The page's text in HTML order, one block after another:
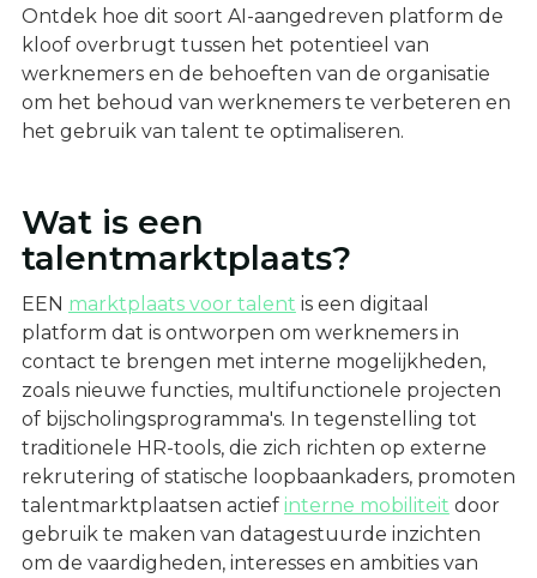
Ontdek hoe dit soort AI-aangedreven platform de
kloof overbrugt tussen het potentieel van
werknemers en de behoeften van de organisatie
om het behoud van werknemers te verbeteren en
het gebruik van talent te optimaliseren.
Wat is een
talentmarktplaats?
EEN marktplaats voor talent is een digitaal
platform dat is ontworpen om werknemers in
contact te brengen met interne mogelijkheden,
zoals nieuwe functies, multifunctionele projecten
of bijscholingsprogramma's. In tegenstelling tot
traditionele HR-tools, die zich richten op externe
rekrutering of statische loopbaankaders, promoten
talentmarktplaatsen actief interne mobiliteit door
gebruik te maken van datagestuurde inzichten
om de vaardigheden, interesses en ambities van